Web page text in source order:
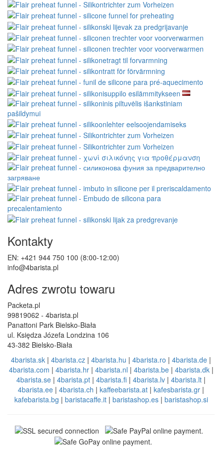
Kontakty
EN: +421 944 750 100 (8:00-12:00)
info@4barista.pl
Adres zwrotu towaru
Packeta.pl
99819062 - 4barista.pl
Panattoni Park Bielsko-Biała
ul. Księdza Józefa Londzina 106
43-382 Bielsko-Biała
4barista.sk | 4barista.cz | 4barista.hu | 4barista.ro | 4barista.de |
4barista.com | 4barista.hr| 4barista.nl | 4barista.be| 4barista.dk|
4barista.se | 4barista.pt | 4barista.fi | 4barista.lv | 4barista.lt |
4barista.ee | 4barista.ch | kaffeebarista.at | kafesbarista.gr |
kafebarista.bg | baristacaffe.it| baristashop.es| baristashop.si